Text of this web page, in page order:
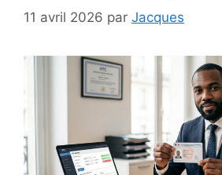
11 avril 2026 par Jacques